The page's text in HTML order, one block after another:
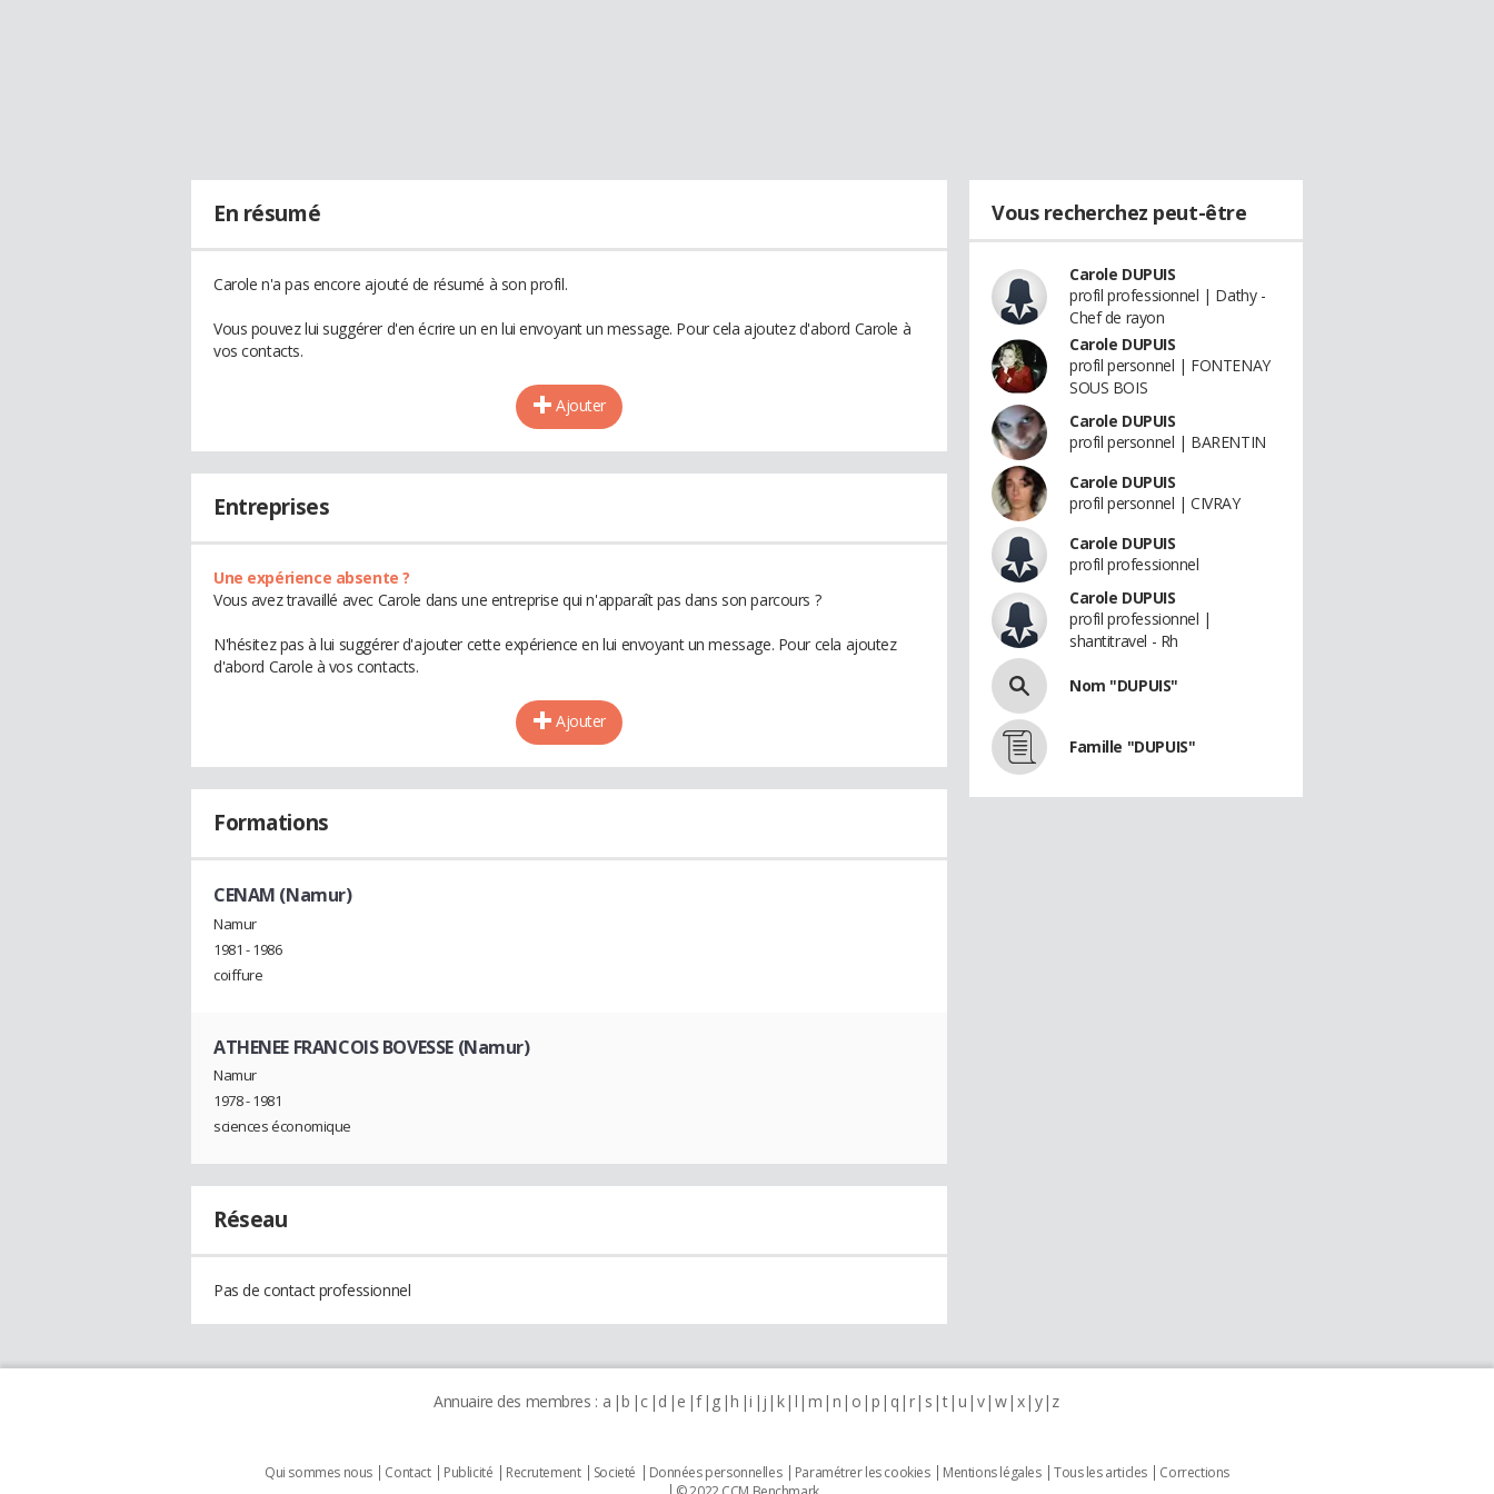
En résumé
Carole n'a pas encore ajouté de résumé à son profil.
Vous pouvez lui suggérer d'en écrire un en lui envoyant un message. Pour cela ajoutez d'abord Carole à
vos contacts.
Ajouter
Entreprises
Une expérience absente ?
Vous avez travaillé avec Carole dans une entreprise qui n'apparaît pas dans son parcours ?
N'hésitez pas à lui suggérer d'ajouter cette expérience en lui envoyant un message. Pour cela ajoutez
d'abord Carole à vos contacts.
Ajouter
Formations
CENAM (Namur)
Namur
1981 - 1986
coiffure
ATHENEE FRANCOIS BOVESSE (Namur)
Namur
1978 - 1981
sciences économique
Réseau
Pas de contact professionnel
Vous recherchez peut-être
Carole DUPUIS
profil professionnel | Dathy -
Chef de rayon
Carole DUPUIS
profil personnel | FONTENAY
SOUS BOIS
Carole DUPUIS
profil personnel | BARENTIN
Carole DUPUIS
profil personnel | CIVRAY
Carole DUPUIS
profil professionnel
Carole DUPUIS
profil professionnel |
shantitravel - Rh
Nom "DUPUIS"
Famille "DUPUIS"
Annuaire des membres : a b c d e f g h i j k l m n o p q r s t u v w x y z
Qui sommes nous Contact Publicité Recrutement Societé Données personnelles Paramétrer les cookies Mentions légales Tous les articles
Corrections